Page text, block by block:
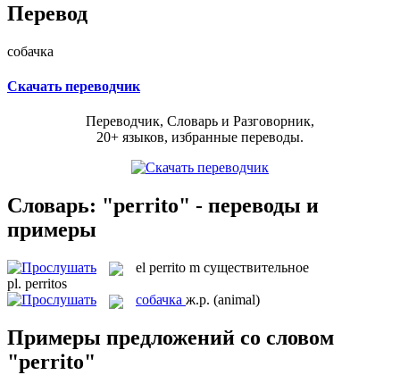
Перевод
собачка
Скачать переводчик
Переводчик, Словарь и Разговорник,
20+ языков, избранные переводы.
Словарь: "perrito" - переводы и
примеры
el perrito m существительное
pl. perritos
собачка ж.р. (animal)
Примеры предложений со словом
"perrito"